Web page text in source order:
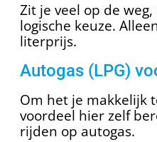
Zit je veel op de
logische keuze.
literprijs.
Autogas (LPG)
Om het je makkelijk
voordeel hier zelf
rijden op autogas.